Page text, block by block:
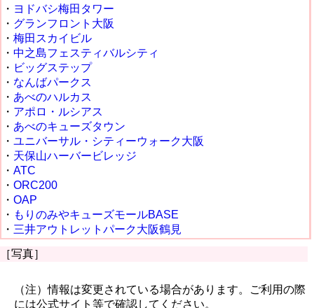
・ ヨドバシ梅田タワー
・ グランフロント大阪
・ 梅田スカイビル
・ 中之島フェスティバルシティ
・ ビッグステップ
・ なんばパークス
・ あべのハルカス
・ アポロ・ルシアス
・ あべのキューズタウン
・ ユニバーサル・シティーウォーク大阪
・ 天保山ハーバービレッジ
・ ATC
・ ORC200
・ OAP
・ もりのみやキューズモールBASE
・ 三井アウトレットパーク大阪鶴見
［写真］
（注）情報は変更されている場合があります。ご利用の際
には公式サイト等で確認してください。